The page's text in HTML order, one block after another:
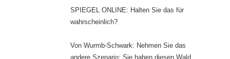
SPIEGEL ONLINE: Halten Sie das für
wahrscheinlich?
Von Wurmb-Schwark: Nehmen Sie das
andere Szenario: Sie haben diesen Wald